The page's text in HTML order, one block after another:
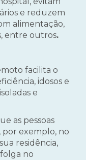
e reduzem
alimentação,
entre outros.
facilita o
idosos e
e
as pessoas
por exemplo, no
residência,
no